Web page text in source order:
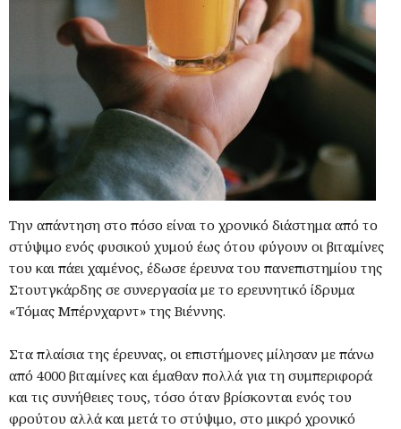
Την απάντηση στο πόσο είναι το χρονικό διάστημα από το
στύψιμο ενός φυσικού χυμού έως ότου φύγουν οι βιταμίνες
του και πάει χαμένος, έδωσε έρευνα του πανεπιστημίου της
Στουτγκάρδης σε συνεργασία με το ερευνητικό ίδρυμα
«Τόμας Μπέρνχαρντ» της Βιέννης.
Στα πλαίσια της έρευνας, οι επιστήμονες μίλησαν με πάνω
από 4000 βιταμίνες και έμαθαν πολλά για τη συμπεριφορά
και τις συνήθειες τους, τόσο όταν βρίσκονται ενός του
φρούτου αλλά και μετά το στύψιμο, στο μικρό χρονικό